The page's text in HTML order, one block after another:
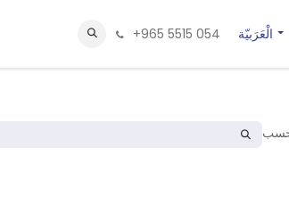
+965 5515 054 الْعَرَبيّة